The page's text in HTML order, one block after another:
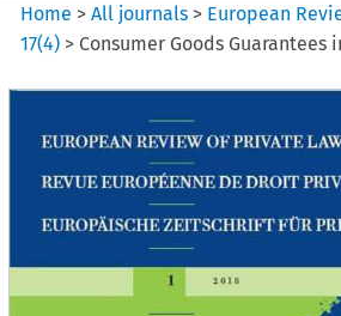
Home >All journals > European
17(4) > Consumer Goods Guarantees